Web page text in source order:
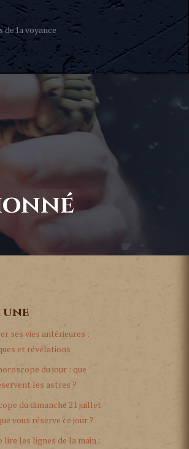
de la voyance
une
ses vies antérieures :
et révélations
du jour : que
les astres ?
du dimanche 21 juillet
vous réserve ce jour ?
lire les lignes de la main :